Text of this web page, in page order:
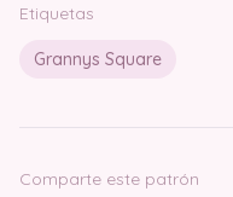
Etiquetas
Grannys Square
Comparte este patrón